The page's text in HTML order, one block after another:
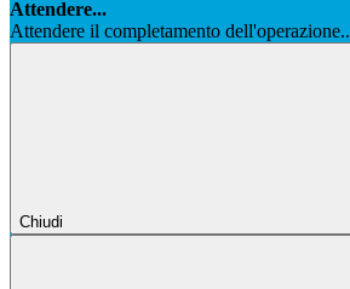
Attendere...
Attendere il completamento
Chiudi